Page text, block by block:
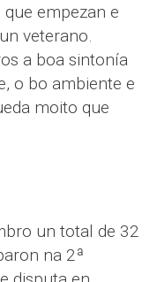
empezan e
veterano.
a boa sintonía
o bo ambiente e
moito que
un total de 32
na 2ª